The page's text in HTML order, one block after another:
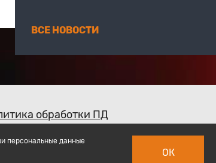
ВСЕ НОВОСТИ
обработки ПД
персональные данные
ОК